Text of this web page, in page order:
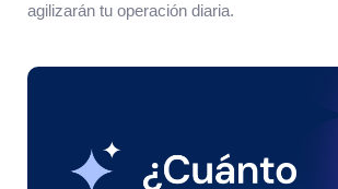
agilizarán tu operación diaria.